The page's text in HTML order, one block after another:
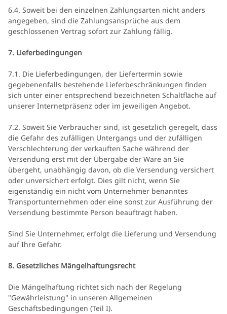
6.4. Soweit bei den einzelnen Zahlungsarten nicht anders
angegeben, sind die Zahlungsansprüche aus dem
geschlossenen Vertrag sofort zur Zahlung fällig.
7. Lieferbedingungen
7.1. Die Lieferbedingungen, der Liefertermin sowie
gegebenenfalls bestehende Lieferbeschränkungen finden
sich unter einer entsprechend bezeichneten Schaltfläche auf
unserer Internetpräsenz oder im jeweiligen Angebot.
7.2. Soweit Sie Verbraucher sind, ist gesetzlich geregelt, dass
die Gefahr des zufälligen Untergangs und der zufälligen
Verschlechterung der verkauften Sache während der
Versendung erst mit der Übergabe der Ware an Sie
übergeht, unabhängig davon, ob die Versendung versichert
oder unversichert erfolgt. Dies gilt nicht, wenn Sie
eigenständig ein nicht vom Unternehmer benanntes
Transportunternehmen oder eine sonst zur Ausführung der
Versendung bestimmte Person beauftragt haben.
Sind Sie Unternehmer, erfolgt die Lieferung und Versendung
auf Ihre Gefahr.
8. Gesetzliches Mängelhaftungsrecht
Die Mängelhaftung richtet sich nach der Regelung
"Gewährleistung" in unseren Allgemeinen
Geschäftsbedingungen (Teil I).